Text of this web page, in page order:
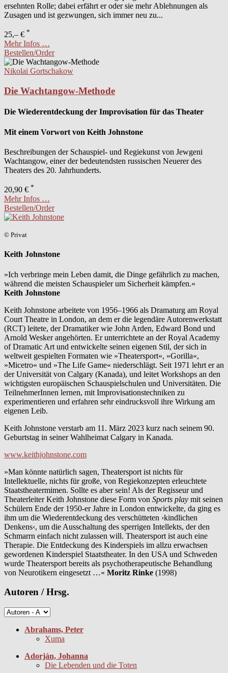
ersehnten Rolle; dabei erfährt er oder sie mehr Ablehnungen als
Zusagen und ist gezwungen, sich immer neu zu...
25,– € *
Mehr Infos …
Bestellen/Order
Nikolai Gortschakow
Die Wachtangow-Methode
Die Wiederentdeckung der Improvisation für das Theater
Mit einem Vorwort von Keith Johnstone
Beschreibungen der Schauspiel- und Regiekunst von Jewgeni
Wachtangow, einer der bedeutendsten russischen Neuerer des
Theaters des 20. Jahrhunderts.
20,90 € *
Mehr Infos …
Bestellen/Order
© Privat
Keith Johnstone
»Ich verbringe mein Leben damit, die Dinge gefährlich zu machen,
während die meisten Schauspieler um Sicherheit kämpfen.«
Keith Johnstone
Keith Johnstone arbeitete von 1956–1966 als Dramaturg am Royal
Court Theatre in London, an dem er die legendäre Autorenwerkstatt
(RCT) leitete, der Dramatiker wie John Arden, Edward Bond und
Arnold Wesker angehörten. Er unterrichtete an der Royal Academy
of Dramatic Art und entwickelte seinen eigenen Stil, der sich in
weltweit gespielten Formaten wie »Theatersport«, »Gorilla«,
»Micetro« und »The Life Game« niederschlägt. Seit 1971 lehrt er an
der Universität von Calgary (Kanada), und leitet Workshops an den
wichtigsten europäischen Schauspielschulen und Universitäten. Die
TeilnehmerInnen lernen, mit Improvisationstechniken zu
experimentieren und erfahren sehr eindrucksvoll ihre Wirkung am
eigenen Leib.
Keith Johnstone verstarb am 11. März 2023 kurz nach seinem 90.
Geburtstag in seiner Wahlheimat Calgary in Kanada.
www.keithjohnstone.com
»Man könnte natürlich sagen, Theatersport ist nichts für
Intellektuelle, nichts für große, von Regiekonzepten erleuchtete
Staatstheatermimen. Sollte es aber sein! Als der Regisseur und
Theaterleiter Keith Johnstone diese Form von Sports play mit seinen
Schülern Ende der 1950-er Jahre in London entwickelte, da ging es
ihm um die Wiederentdeckung des verschütteten ›kindlichen
Denkens‹, um die Ausschaltung des sperrigen Intellekts, der den
Schmarrn einfach nicht zulassen will. Theatersport ist auch eine
Therapie. Die Entdeckung des Kinderspiels im allzu erwachsen
gewordenen Kinderspiel Staatstheater. In den USA und Schweden
wurde Theatersport bereits als psychotherapeutische Behandlung
von Neurotikern eingesetzt …« Moritz Rinke (1998)
Autoren / Hrsg.
Abrahams, Peter
Xuma
Adorján, Johanna
Die Lebenden und die Toten